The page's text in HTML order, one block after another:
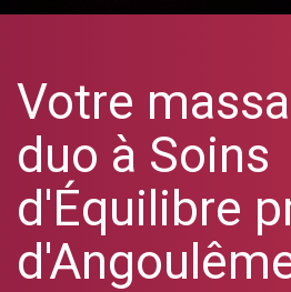
Votre
duo à Soins
d'Équilibre